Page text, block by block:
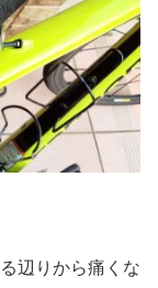
辺りから痛くな